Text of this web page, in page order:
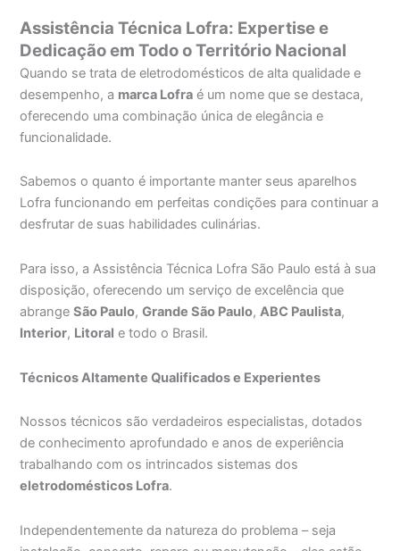
Assistência Técnica Lofra: Expertise e
Dedicação em Todo o Território Nacional
Quando se trata de eletrodomésticos de alta qualidade e
desempenho, a marca Lofra é um nome que se destaca,
oferecendo uma combinação única de elegância e
funcionalidade.
Sabemos o quanto é importante manter seus aparelhos
Lofra funcionando em perfeitas condições para continuar a
desfrutar de suas habilidades culinárias.
Para isso, a Assistência Técnica Lofra São Paulo está à sua
disposição, oferecendo um serviço de excelência que
abrangeSão Paulo,Grande São Paulo,ABC Paulista,
Interior, Litoral e todo o Brasil.
Técnicos Altamente Qualificados e Experientes
Nossos técnicos são verdadeiros especialistas, dotados
de conhecimento aprofundado e anos de experiência
trabalhando com os intrincados sistemas dos
eletrodomésticos Lofra.
Independentemente da natureza do problema – seja